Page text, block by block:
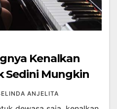
Kenalkan
Sedini Mungkin
ANJELITA